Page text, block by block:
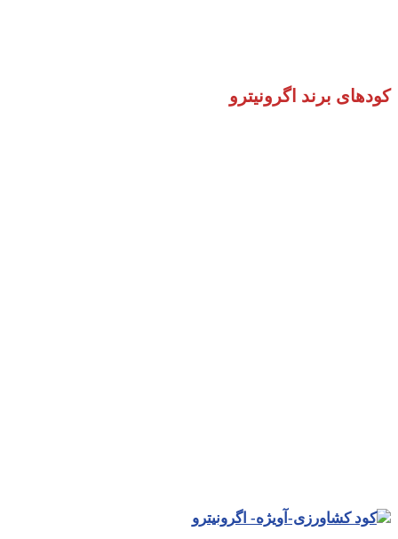
کودهای برند اگرونیترو